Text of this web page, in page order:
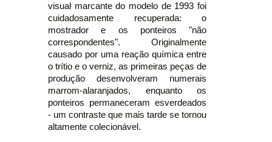
visual marcante do modelo de 1993 foi
cuidadosamente recuperada: o
mostrador e os ponteiros "não
correspondentes". Originalmente
causado por uma reação química entre
o trítio e o verniz, as primeiras peças de
produção desenvolveram numerais
marrom-alaranjados, enquanto os
ponteiros permaneceram esverdeados
- um contraste que mais tarde se tornou
altamente colecionável.